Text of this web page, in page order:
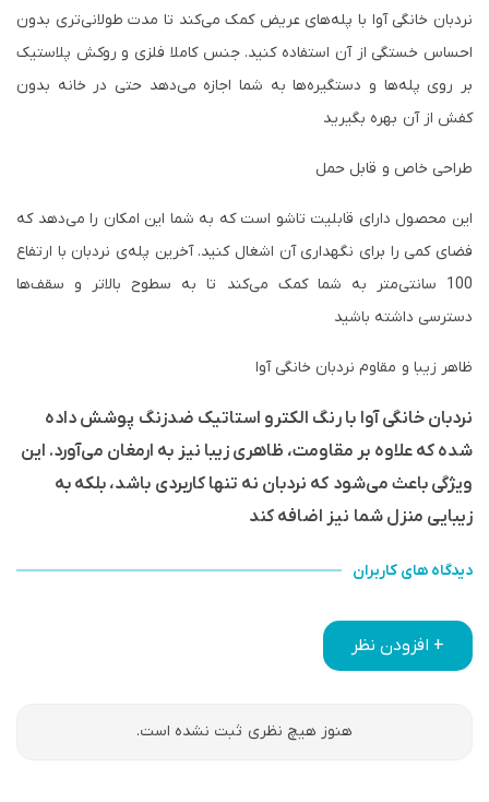
نردبان خانگی آوا با پله‌های عریض کمک می‌کند تا مدت طولانی‌تری بدون
احساس خستگی از آن استفاده کنید. جنس کاملا فلزی و روکش پلاستیک
بر روی پله‌ها و دستگیره‌ها به شما اجازه می‌دهد حتی در خانه بدون
کفش از آن بهره بگیرید
طراحی خاص و قابل حمل
این محصول دارای قابلیت تاشو است که به شما این امکان را می‌دهد که
فضای کمی را برای نگهداری آن اشغال کنید. آخرین پله‌ی نردبان با ارتفاع
100 سانتی‌متر به شما کمک می‌کند تا به سطوح بالاتر و سقف‌ها
دسترسی داشته باشید
ظاهر زیبا و مقاوم نردبان خانگی آوا
نردبان خانگی آوا با رنگ الکترو استاتیک ضدزنگ پوشش داده
شده که علاوه بر مقاومت، ظاهری زیبا نیز به ارمغان می‌آورد. این
ویژگی باعث می‌شود که نردبان نه تنها کاربردی باشد، بلکه به
زیبایی منزل شما نیز اضافه کند
دیدگاه های کاربران
+ افزودن نظر
هنوز هیچ نظری ثبت نشده است.